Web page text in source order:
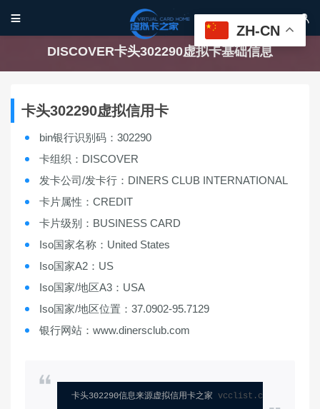
 
DISCOVER卡头302290虚拟卡基础信息
卡头302290虚拟信用卡
bin银行识别码：302290
卡组织：DISCOVER
发卡公司/发卡行：DINERS CLUB INTERNATIONAL
卡片属性：CREDIT
卡片级别：BUSINESS CARD
Iso国家名称：United States
Iso国家A2：US
Iso国家/地区A3：USA
Iso国家/地区位置：37.0902-95.7129
银行网站：www.dinersclub.com
卡头302290信息来源虚拟信用卡之家 vcclist.com
ZH-CN